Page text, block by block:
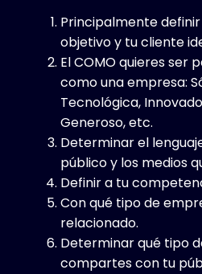
Principalmente
objetivo y tu cliente
El COMO quieres ser
como una empresa:
Tecnológica,
Generoso, etc.
Determinar el
público y los medios
Definir a tu
Con qué tipo de
relacionado.
Determinar qué tipo
compartes con tu